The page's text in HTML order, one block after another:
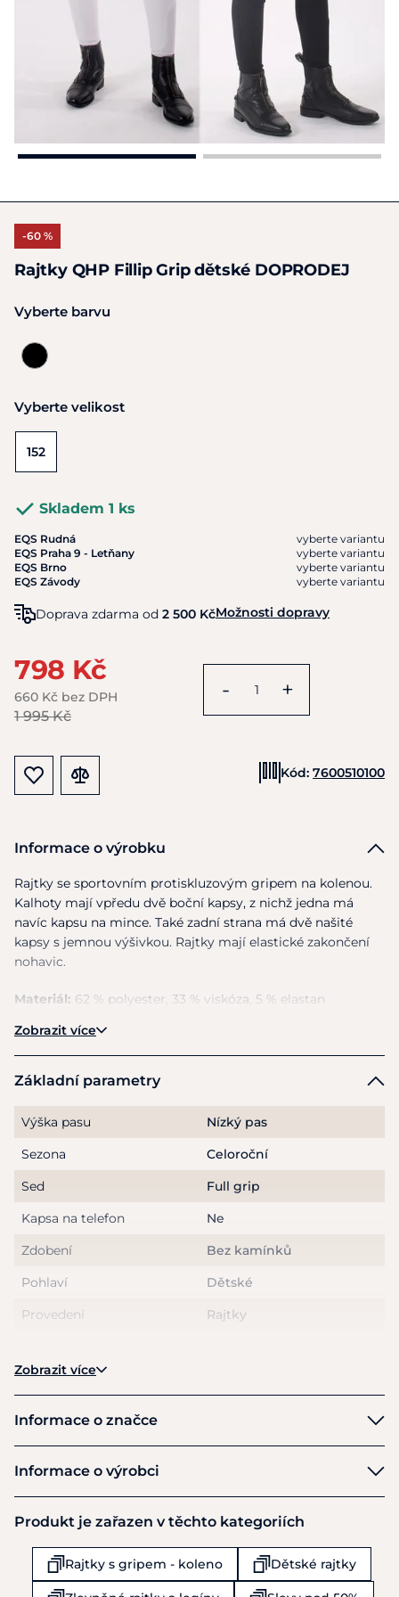
-60 %
Rajtky QHP Fillip Grip dětské DOPRODEJ
Vyberte barvu
Vyberte velikost
152
Skladem 1 ks
EQS Rudná
vyberte variantu
EQS Praha 9 - Letňany
vyberte variantu
EQS Brno
vyberte variantu
EQS Závody
vyberte variantu
Doprava zdarma od 2 500 KčMožnosti dopravy
798 Kč
660 Kč bez DPH
1 995 Kč
- +
Kód: 7600510100
Informace o výrobku
Rajtky se sportovním protiskluzovým gripem na kolenou.
Kalhoty mají vpředu dvě boční kapsy, z nichž jedna má
navíc kapsu na mince. Také zadní strana má dvě našité
kapsy s jemnou výšivkou. Rajtky mají elastické zakončení
nohavic.
Materiál: 62 % polyester, 33 % viskóza, 5 % elastan
Pokyny pro péči:
Přednostně nepoužívejte aviváž a nesušte v sušičce.
Zobrazit více
Základní parametry
Výška pasu
Nízký pas
Sezona
Celoroční
Sed
Full grip
Kapsa na telefon
Ne
Zdobení
Bez kamínků
Pohlaví
Dětské
Provedení
Rajtky
Aktuální akce
Zobrazit více
Informace o značce
QHP
Informace o výrobci
Brands of Q
Richterlaan 7
Drachten
9207 JT
Produkt je zařazen v těchto kategoriích
Rajtky s gripem - koleno Dětské rajtky